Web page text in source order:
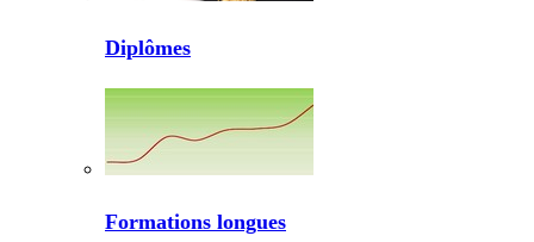
Diplômes
Formations longues